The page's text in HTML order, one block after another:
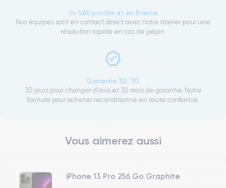
Un SAV proche et en France
Nos équipes sont en contact direct avec notre atelier pour une
résolution rapide en cas de pépin.
Garantie 30/30
30 jours pour changer d'avis et 30 mois de garantie. Notre
formule pour acheter reconditionné en toute confiance.
Vous aimerez aussi
iPhone 13 Pro 256 Go Graphite